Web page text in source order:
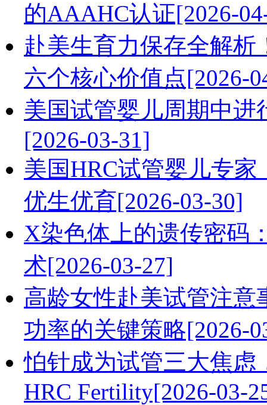
的AAAHC认证[2026-
赴美生育力保存全解析
六个核心价值点[2026-
美国试管婴儿周期中
[2026-03-31]
美国HRC试管婴儿专
优生优育[2026-03-30]
X染色体上的遗传密码
术[2026-03-27]
高龄女性赴美试管注意
功率的关键策略[2026-
怕针成为试管三大焦虑
HRC Fertility[2026-03-